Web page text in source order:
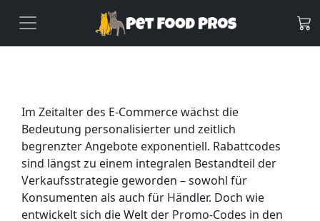
Im Zeitalter des E-Commerce wächst die
Bedeutung personalisierter und zeitlich
begrenzter Angebote exponentiell. Rabattcodes
sind längst zu einem integralen Bestandteil der
Verkaufsstrategie geworden – sowohl für
Konsumenten als auch für Händler. Doch wie
entwickelt sich die Welt der Promo-Codes in den